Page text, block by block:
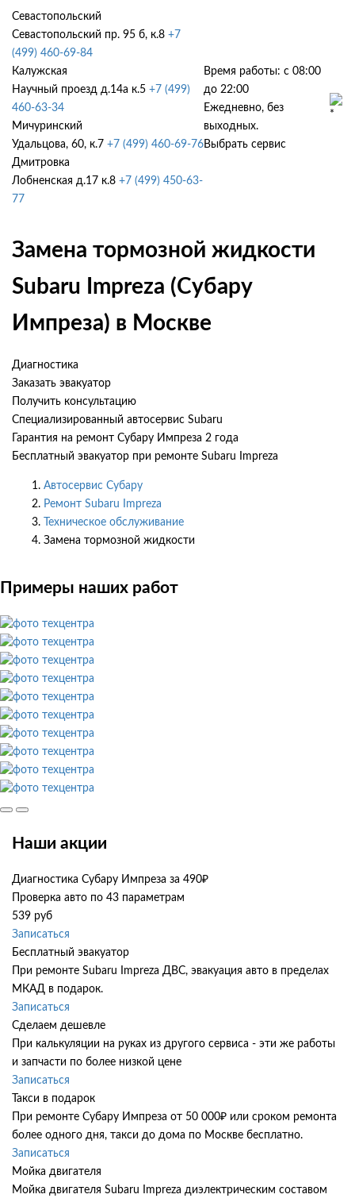
Севастопольский
Севастопольский пр. 95 б, к.8 +7
(499) 460-69-84
Калужская
Научный проезд д.14а к.5 +7 (499)
460-63-34
Мичуринский
Удальцова, 60, к.7 +7 (499) 460-69-76
Дмитровка
Лобненская д.17 к.8 +7 (499) 450-63-
77
Время работы: с 08:00
до 22:00
Ежедневно, без
выходных.
Выбрать сервис
Замена тормозной жидкости
Subaru Impreza (Субару
Импреза) в Москве
Диагностика
Заказать эвакуатор
Получить консультацию
Специализированный автосервис Subaru
Гарантия на ремонт Субару Импреза 2 года
Бесплатный эвакуатор при ремонте Subaru Impreza
Автосервис Субару
Ремонт Subaru Impreza
Техническое обслуживание
Замена тормозной жидкости
Примеры наших работ
Наши акции
Диагностика Субару Импреза за 490₽
Проверка авто по 43 параметрам
539 руб
Записаться
Бесплатный эвакуатор
При ремонте Subaru Impreza ДВС, эвакуация авто в пределах
МКАД в подарок.
Записаться
Сделаем дешевле
При калькуляции на руках из другого сервиса - эти же работы
и запчасти по более низкой цене
Записаться
Такси в подарок
При ремонте Субару Импреза от 50 000₽ или сроком ремонта
более одного дня, такси до дома по Москве бесплатно.
Записаться
Мойка двигателя
Мойка двигателя Subaru Impreza диэлектрическим составом